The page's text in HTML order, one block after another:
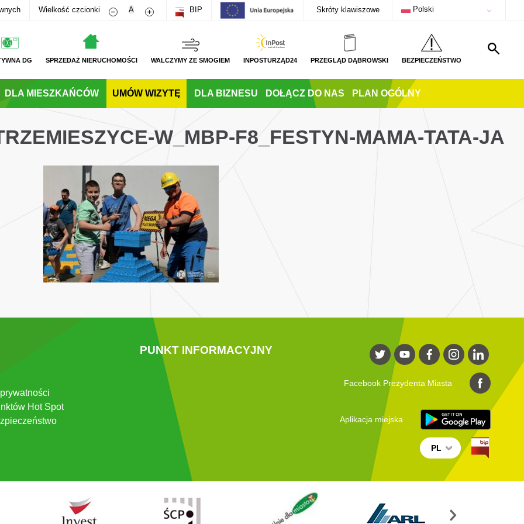
Wielkość czcionki Zmniejsz rozmiar czcionki
A Zwiększ rozmiar czcionki
BIP Skróty klawiszowe Polski
DG SPRZEDAŻ NIERUCHOMOŚCI WALCZYMY ZE SMOGIEM INPOSTURZĄD24 PRZEGLĄD DĄBROWSKI BEZPIECZEŃSTWO
DLA MIESZKAŃCÓW UMÓW WIZYTĘ DLA BIZNESU DOŁĄCZ DO NAS PLAN OGÓLNY
W_MBP-F8_FESTYN-MAMA-TATA-JA
Hot Spot
PUNKT INFORMACYJNY
Facebook Prezydenta Miasta
Aplikacja miejska
PL